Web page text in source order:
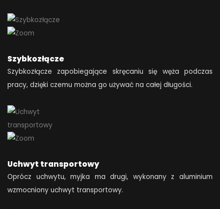
Szybkozłącze
Szybkozłącze zapobiegające skręcaniu się węża podczas
pracy, dzięki czemu można go używać na całej długości.
Uchwyt transportowy
Oprócz uchwytu, myjka ma drugi, wykonany z aluminium
wzmocniony uchwyt transportowy.